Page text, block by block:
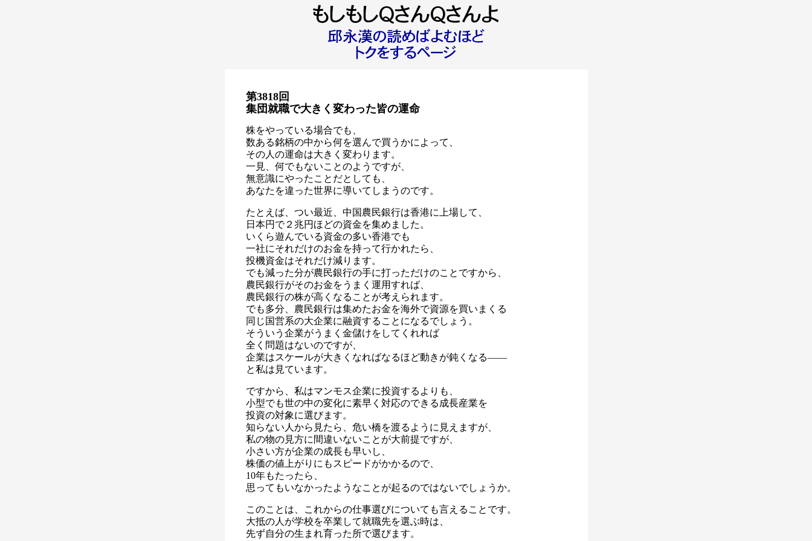
第3818回
集団就職で大きく変わった皆の運命
株をやっている場合でも、
数ある銘柄の中から何を選んで買うかによって、
その人の運命は大きく変わります。
一見、何でもないことのようですが、
無意識にやったことだとしても、
あなたを違った世界に導いてしまうのです。
たとえば、つい最近、中国農民銀行は香港に上場して、
日本円で２兆円ほどの資金を集めました。
いくら遊んでいる資金の多い香港でも
一社にそれだけのお金を持って行かれたら、
投機資金はそれだけ減ります。
でも減った分が農民銀行の手に打っただけのことですから、
農民銀行がそのお金をうまく運用すれば、
農民銀行の株が高くなることが考えられます。
でも多分、農民銀行は集めたお金を海外で資源を買いまくる
同じ国営系の大企業に融資することになるでしょう。
そういう企業がうまく金儲けをしてくれれば
全く問題はないのですが、
企業はスケールが大きくなればなるほど動きが鈍くなる――
と私は見ています。
ですから、私はマンモス企業に投資するよりも、
小型でも世の中の変化に素早く対応のできる成長産業を
投資の対象に選びます。
知らない人から見たら、危い橋を渡るように見えますが、
私の物の見方に間違いないことが大前提ですが、
小さい方が企業の成長も早いし、
株価の値上がりにもスピードがかかるので、
10年もたったら、
思ってもいなかったようなことが起るのではないでしょうか。
このことは、これからの仕事選びについても言えることです。
大抵の人が学校を卒業して就職先を選ぶ時は、
先ず自分の生まれ育った所で選びます。